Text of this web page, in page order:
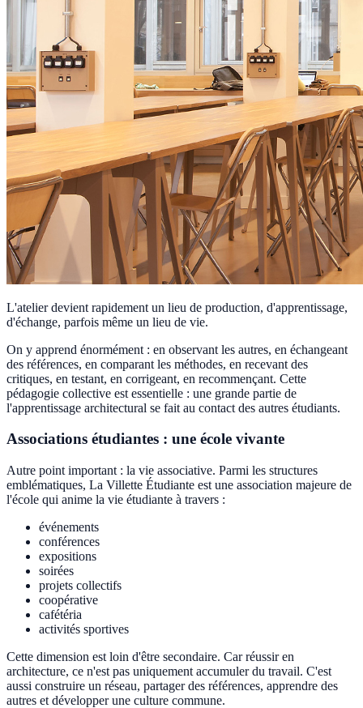
L'atelier devient rapidement un lieu de production, d'apprentissage,
d'échange, parfois même un lieu de vie.
On y apprend énormément : en observant les autres, en échangeant
des références, en comparant les méthodes, en recevant des
critiques, en testant, en corrigeant, en recommençant. Cette
pédagogie collective est essentielle : une grande partie de
l'apprentissage architectural se fait au contact des autres étudiants.
Associations étudiantes : une école vivante
Autre point important : la vie associative. Parmi les structures
emblématiques, La Villette Étudiante est une association majeure de
l'école qui anime la vie étudiante à travers :
événements
conférences
expositions
soirées
projets collectifs
coopérative
cafétéria
activités sportives
Cette dimension est loin d'être secondaire. Car réussir en
architecture, ce n'est pas uniquement accumuler du travail. C'est
aussi construire un réseau, partager des références, apprendre des
autres et développer une culture commune.